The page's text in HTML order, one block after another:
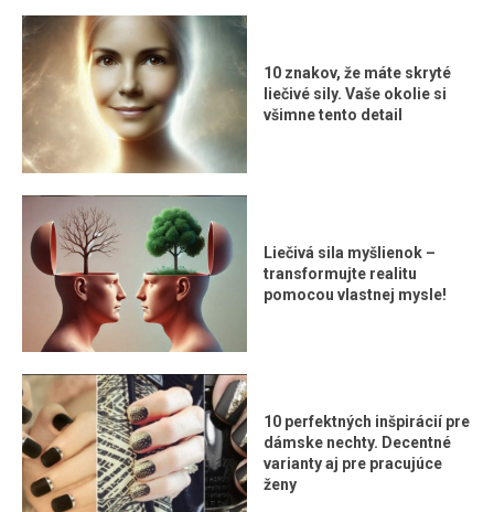
10 znakov, že máte skryté
liečivé sily. Vaše okolie si
všimne tento detail
Liečivá sila myšlienok –
transformujte realitu
pomocou vlastnej mysle!
10 perfektných inšpirácií pre
dámske nechty. Decentné
varianty aj pre pracujúce
ženy